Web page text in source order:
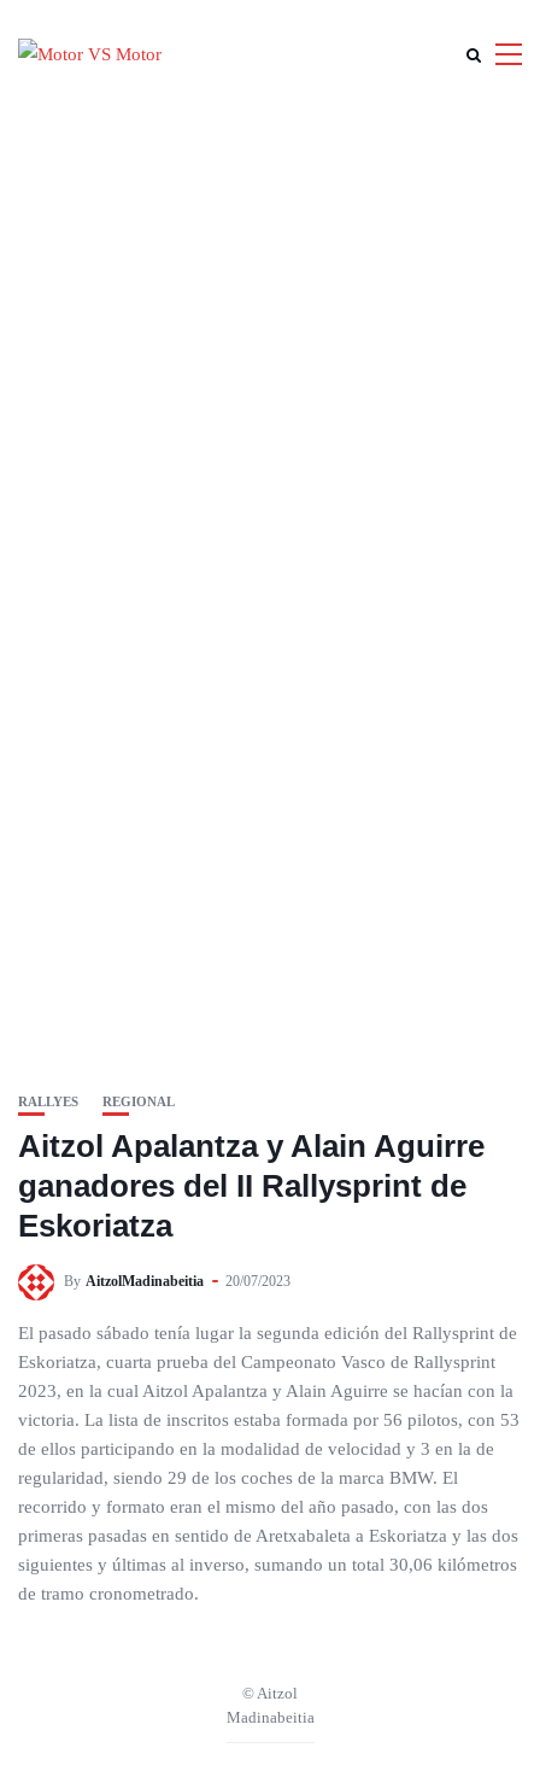
RALLYES REGIONAL
Aitzol Apalantza y Alain Aguirre
ganadores del II Rallysprint de
Eskoriatza
By AitzolMadinabeitia 20/07/2023
El pasado sábado tenía lugar la segunda edición del Rallysprint de
Eskoriatza, cuarta prueba del Campeonato Vasco de Rallysprint
2023, en la cual Aitzol Apalantza y Alain Aguirre se hacían con la
victoria. La lista de inscritos estaba formada por 56 pilotos, con 53
de ellos participando en la modalidad de velocidad y 3 en la de
regularidad, siendo 29 de los coches de la marca BMW. El
recorrido y formato eran el mismo del año pasado, con las dos
primeras pasadas en sentido de Aretxabaleta a Eskoriatza y las dos
siguientes y últimas al inverso, sumando un total 30,06 kilómetros
de tramo cronometrado.
© Aitzol
Madinabeitia